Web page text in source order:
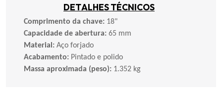
DETALHES TÉCNICOS
Comprimento da chave: 18"
Capacidade de abertura: 65 mm
Material: Aço forjado
Acabamento: Pintado e polido
Massa aproximada (peso): 1.352 kg